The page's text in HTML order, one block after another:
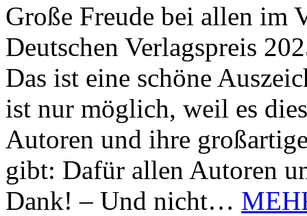
Große Freude bei allen im
Deutschen Verlagspreis
Das ist eine schöne
ist nur möglich, weil es
Autoren und ihre
gibt: Dafür allen Autoren
Dank! – Und nicht…